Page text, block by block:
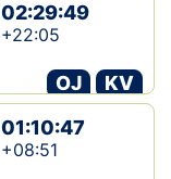
02:29:49
+22:05
OJ
KV
01:10:47
+08:51